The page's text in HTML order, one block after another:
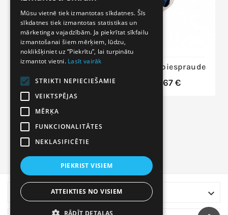
Sudraba piespraude
2920209(POx-
Bk)_JA-Y, Sudrabs
925°, oksids
(pārklājums), Jašma
221,56 €
Sudraba piespraude
44,67 €
VEIKALA INFORMĀCIJA 
RUSSIAN
ENGLISH
Mūsu vietnē tiek izmantotas sīkdatnes. Šīs
sīkdatnes tiek izmantotas statistikas un
mārketinga vajadzībām. Ja piekrītat sīkfailu
izmantošanai šiem mērķiem, lūdzu,
noklikšķiniet uz “Piekrītu”, lai turpinātu
izmantot vietni. Lasīt vairāk
STRIKTI NEPIECIEŠAMIE
VEIKTSPĒJAS
MĒRĶA
FUNKCIONALITĀTES
NEKLASIFICĒTIE
PIEKRIST VISIEM
ATTEIKTIES NO VISIEM
RĀDĪT DETAĻAS